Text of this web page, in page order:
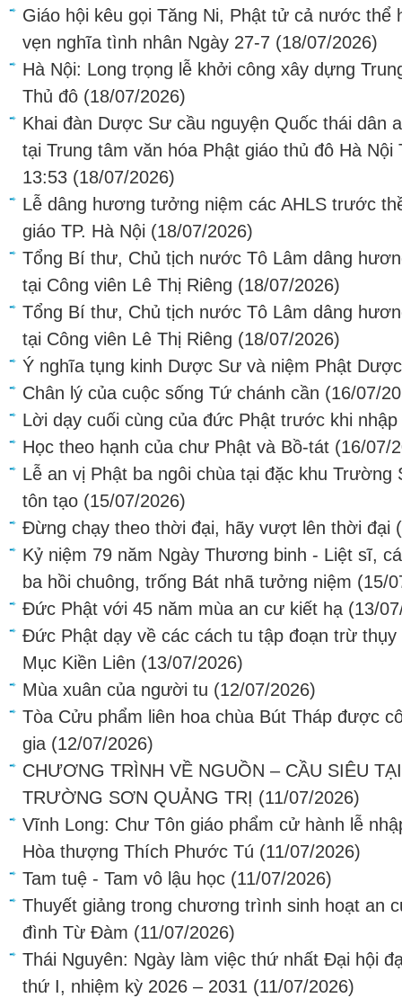
Giáo hội kêu gọi Tăng Ni, Phật tử cả nước thể
vẹn nghĩa tình nhân Ngày 27-7 (18/07/2026)
Hà Nội: Long trọng lễ khởi công xây dựng
Thủ đô (18/07/2026)
Khai đàn Dược Sư cầu nguyện Quốc thái dân
tại Trung tâm văn hóa Phật giáo thủ đô Hà
13:53 (18/07/2026)
Lễ dâng hương tưởng niệm các AHLS trước
giáo TP. Hà Nội (18/07/2026)
Tổng Bí thư, Chủ tịch nước Tô Lâm dâng
tại Công viên Lê Thị Riêng (18/07/2026)
Tổng Bí thư, Chủ tịch nước Tô Lâm dâng
tại Công viên Lê Thị Riêng (18/07/2026)
Ý nghĩa tụng kinh Dược Sư và niệm Phật
Chân lý của cuộc sống Tứ chánh cần (16/07/
Lời dạy cuối cùng của đức Phật trước khi nhập
Học theo hạnh của chư Phật và Bồ-tát (16/07/
Lễ an vị Phật ba ngôi chùa tại đặc khu Trường
tôn tạo (15/07/2026)
Đừng chạy theo thời đại, hãy vượt lên thời đại
Kỷ niệm 79 năm Ngày Thương binh - Liệt sĩ,
ba hồi chuông, trống Bát nhã tưởng niệm (15/
Đức Phật với 45 năm mùa an cư kiết hạ (13/
Đức Phật dạy về các cách tu tập đoạn trừ
Mục Kiền Liên (13/07/2026)
Mùa xuân của người tu (12/07/2026)
Tòa Cửu phẩm liên hoa chùa Bút Tháp được
gia (12/07/2026)
CHƯƠNG TRÌNH VỀ NGUỒN – CẦU SIÊU
TRƯỜNG SƠN QUẢNG TRỊ (11/07/2026)
Vĩnh Long: Chư Tôn giáo phẩm cử hành lễ
Hòa thượng Thích Phước Tú (11/07/2026)
Tam tuệ - Tam vô lậu học (11/07/2026)
Thuyết giảng trong chương trình sinh hoạt an
đình Từ Đàm (11/07/2026)
Thái Nguyên: Ngày làm việc thứ nhất Đại hội
thứ I, nhiệm kỳ 2026 – 2031 (11/07/2026)